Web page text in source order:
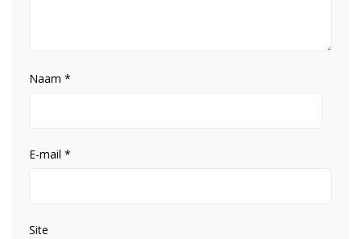
Naam *
E-mail *
Site